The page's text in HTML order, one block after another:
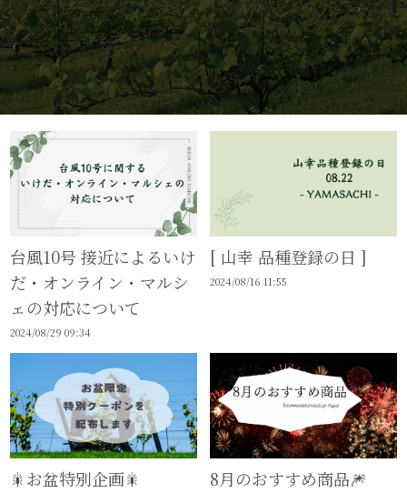
台風10号 接近によるいけ
だ・オンライン・マルシ
ェの対応について
2024/08/29 09:34
[ 山幸 品種登録の日 ]
2024/08/16 11:55
🎇お盆特別企画🎇 8月のおすすめ商品🎆